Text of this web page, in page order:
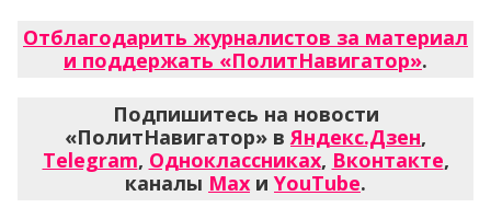
Отблагодарить журналистов за материал
и поддержать «ПолитНавигатор».
Подпишитесь на новости
«ПолитНавигатор» вЯндекс.Дзен,
Telegram, Одноклассниках, Вконтакте,
каналы Max и YouTube.